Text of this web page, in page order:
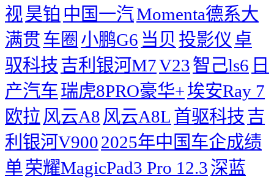
视昊铂 中国一汽Momenta德系大
满贯车圈 小鹏G6 当贝 投影仪 卓
驭科技吉利银河M7V23智己ls6 日
产汽车瑞虎8PRO豪华+埃安Ray 7
欧拉 风云A8 风云A8L 首驱科技吉
利银河V9002025年中国车企成绩
单荣耀MagicPad3 Pro 12.3深蓝